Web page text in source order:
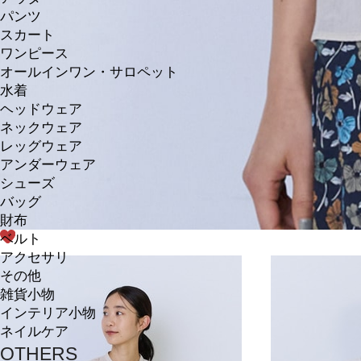
パンツ
スカート
ワンピース
オールインワン・サロペット
水着
ヘッドウェア
ネックウェア
レッグウェア
アンダーウェア
シューズ
バッグ
財布
ベルト
アクセサリ
その他
雑貨小物
インテリア小物
ネイルケア
OTHERS